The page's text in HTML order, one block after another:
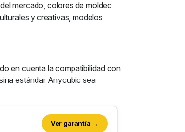
mercado, colores de moldeo
y creativas, modelos
en cuenta la compatibilidad con
estándar Anycubic sea
Ver garantía →